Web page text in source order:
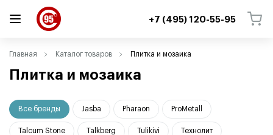
+7 (495) 120-55-95
Главная Каталог товаров Плитка и мозаика
Плитка и мозаика
Все бренды Jasba Pharaon ProMetall
Talcum Stone Talkberg Tulikivi Технолит
ВЕРНУТЬСЯ
ВЕРНУТЬСЯ